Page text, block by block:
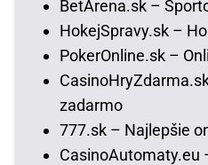
BetArena.sk –
HokejSpravy.sk –
PokerOnline.sk –
zadarmo
777.sk – Najlepšie
CasinoAutomaty.eu